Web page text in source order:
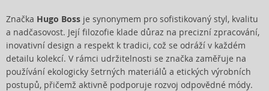
Značka Hugo Boss je synonymem pro sofistikovaný styl, kvalitu
a nadčasovost. Její filozofie klade důraz na precizní zpracování,
inovativní design a respekt k tradici, což se odráží v každém
detailu kolekcí. V rámci udržitelnosti se značka zaměřuje na
používání ekologicky šetrných materiálů a etických výrobních
postupů, přičemž aktivně podporuje rozvoj odpovědné módy.